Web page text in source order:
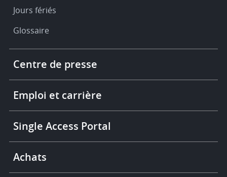
Jours fériés
Glossaire
More
links
Centre de presse
Emploi et carrière
Single Access Portal
Achats